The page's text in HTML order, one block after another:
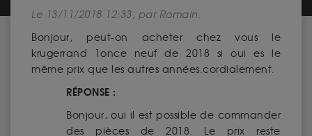
Le 13/11/2018 12:33, par Romain.
Bonjour, peut-on acheter chez vous le
krugerrand 1once neuf de 2018 si oui es le
même prix que les autres années.cordialement.
RÉPONSE :
Bonjour, oui il est possible de commander
des pièces de 2018. Le prix reste